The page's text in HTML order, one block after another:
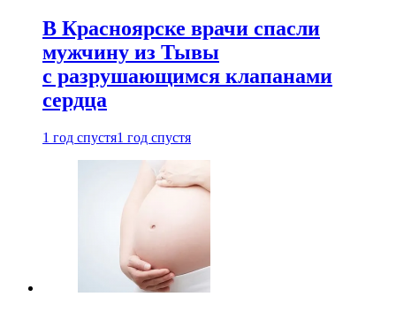
В Красноярске врачи спасли
мужчину из Тывы
с разрушающимся клапанами
сердца
1 год спустя1 год спустя